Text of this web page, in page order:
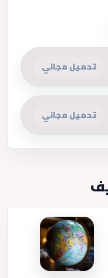
تحميل مجاني
تحميل مجاني